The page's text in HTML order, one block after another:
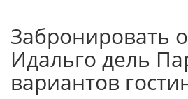
Забронировать
Идальго дель
вариантов